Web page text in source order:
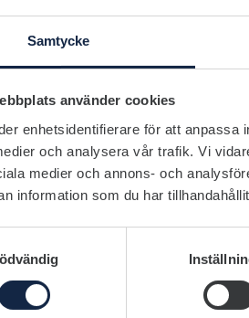
Samtycke
använder cookies
enhetsidentifierare för att anpassa
och analysera vår trafik. Vi
medier och annons- och
information som du har